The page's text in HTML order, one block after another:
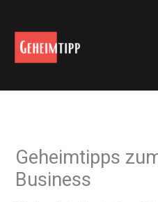
springen
Geheimtipps
Business